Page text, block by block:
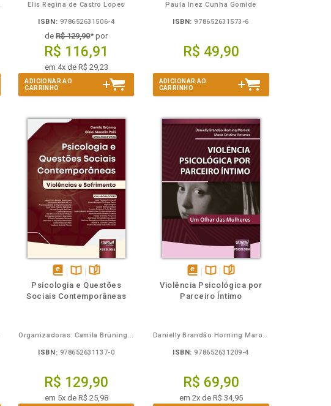
Elis Regina de Castro Lopes
ISBN: 978652631506-4
deR$ 129,90* por
R$ 116,91
em 4x de R$ 29,23
ADICIONAR AO
CARRINHO
Paula Inez Cunha Gomide
ISBN: 978652631573-6
R$ 49,90
ADICIONAR AO
CARRINHO
disponível
em
Disponível
na
páginas
Psicologia e Questões
Sociais Contemporâneas
Organizadoras: Camila Brüning, Gislei Mocelin Polli
ISBN: 978652631137-0
R$ 129,90
em 5x de R$ 25,98
disponível
em
Disponível
na
páginas
Violência Psicológica por
Parceiro Íntimo
Danielly Brandão Horning Marocki, Maria Cristina Antunes
ISBN: 978652631209-4
R$ 69,90
em 2x de R$ 34,95